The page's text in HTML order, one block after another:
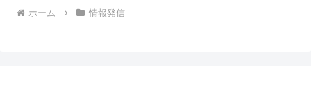
ホーム 情報発信